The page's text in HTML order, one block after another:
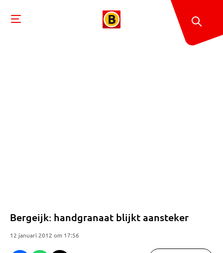
Bergeijk: handgranaat blijkt aansteker
12 januari 2012 om 17:56